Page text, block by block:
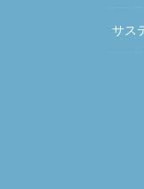
サス